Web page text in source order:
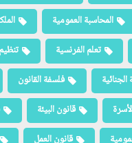
المحاسبة العمومية
تعلم الفرنسية
فلسفة القانون
قانون البيئة
قانون العمل